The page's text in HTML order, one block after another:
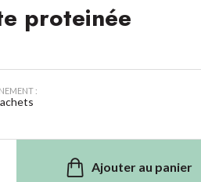
proteinée
:
Ajouter au panier